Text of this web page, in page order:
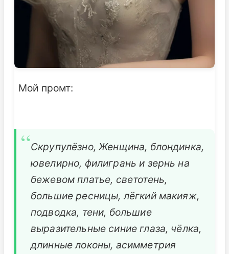
Мой промт:
Скрупулёзно, Женщина, блондинка,
ювелирно, филигрань и зернь на
бежевом платье, светотень,
большие ресницы, лёгкий макияж,
подводка, тени, большие
выразительные синие глаза, чёлка,
длинные локоны, асимметрия